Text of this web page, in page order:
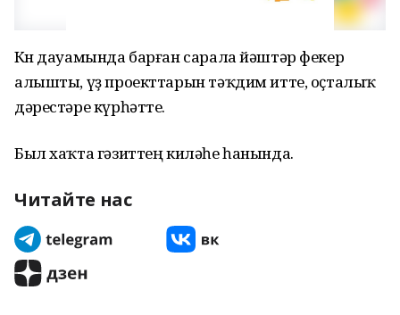
Көн дауамында барған сарала йәштәр фекер
алышты, үҙ проекттарын тәҡдим итте, оҫталыҡ
дәрестәре күрһәтте.
Был хаҡта гәзиттең киләһе һанында.
Читайте нас